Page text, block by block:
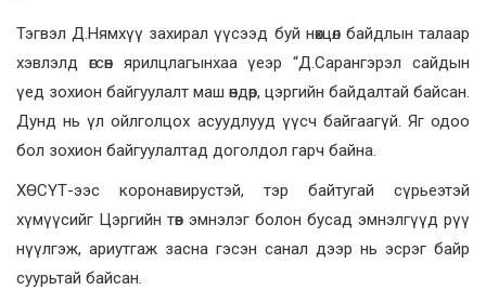
Тэгвэл Д.Нямхүү захирал үүсээд буй нөхцөл байдлын талаар
хэвлэлд өгсөн ярилцлагынхаа үеэр “Д.Сарангэрэл сайдын
үед зохион байгуулалт маш өндөр, цэргийн байдалтай байсан.
Дунд нь үл ойлголцох асуудлууд үүсч байгаагүй. Яг одоо
бол зохион байгуулалтад доголдол гарч байна.
ХӨСҮТ-ээс коронавирустэй, тэр байтугай сүрьеэтэй
хүмүүсийг Цэргийн төв эмнэлэг болон бусад эмнэлгүүд рүү
нүүлгэж, ариутгаж засна гэсэн санал дээр нь эсрэг байр
суурьтай байсан.